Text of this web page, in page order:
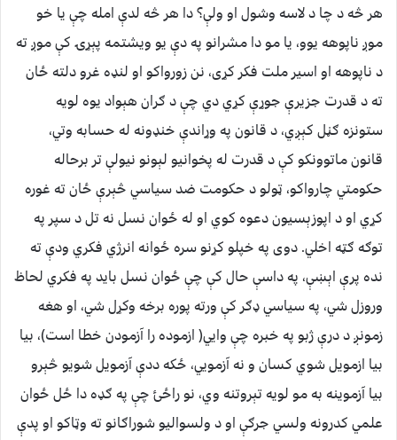
هر څه د چا د لاسه وشول او ولې؟ دا هر څه لدې امله چې یا خو
موږ ناپوهه یوو، یا مو دا مشرانو په دې یو ويشتمه پېړۍ کې موږ ته
د ناپوهه او اسیر ملت فکر کړی، نن زورواکو او لنډه غرو دلته ځان
ته د قدرت جزیرې جوړې کړي دي چې د ګران هېواد یوه لویه
ستونزه ګڼل کېږي، د قانون په وړاندې خنډونه له حسابه وتي،
قانون ماتوونکو کې د قدرت له پخوانیو لېونو نیولې تر برحاله
حکومتي چارواکو، ټولو د حکومت ضد سیاسي څېرې ځان ته غوره
کړي او د اپوزېسیون دعوه کوي او له ځوان نسل نه تل د سپر په
توګه ګټه اخلي. دوی په خپلو کړنو سره ځوانه انرژي فکري ودې ته
نده پرې اېښې، په داسې حال کې چې ځوان نسل باید په فکري لحاظ
وروزل شي، په سیاسي ډګر کې ورته پوره برخه وکړل شي، او هغه
زمونږ د درې ژبو په خبره چې وایي( ازموده را آزمودن خطا است)، بیا
بیا ازمويل شوي کسان و نه آزمویي، ځکه ددې آزمویل شویو څېرو
بیا آزموینه به مو لویه تېروتنه وي، نو راځئ چې په ګډه دا ځل ځوان
علمي کدرونه ولسي جرګې او د ولسوالیو شوراګانو ته وټاکو او پدې